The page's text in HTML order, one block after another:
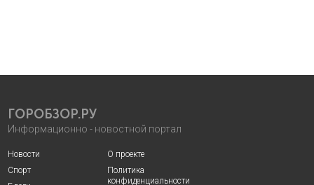
ГОРОБЗОР.РУ
Информационно - новостной портал
Новости
Спорт
О проекте
Политика
конфиденциальности